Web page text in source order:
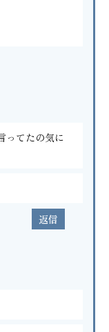
ってたの気に
返信